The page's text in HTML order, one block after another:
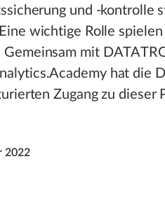
und -kontrolle
wichtige Rolle
mit
hat die
Zugang zu dieser
2022